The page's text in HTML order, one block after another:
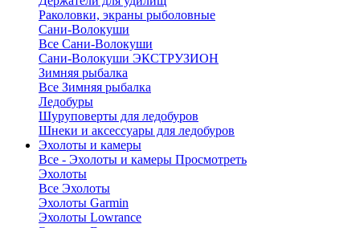
Раколовки, экраны рыболовные
Сани-Волокуши
Все Сани-Волокуши
Сани-Волокуши ЭКСТРУЗИОН
Зимняя рыбалка
Все Зимняя рыбалка
Ледобуры
Шуруповерты для ледобуров
Шнеки и аксессуары для ледобуров
Эхолоты и камеры
Все - Эхолоты и камеры Просмотреть
Эхолоты
Все Эхолоты
Эхолоты Garmin
Эхолоты Lowrance